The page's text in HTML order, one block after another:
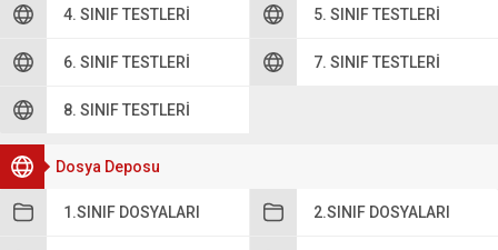
4. SINIF TESTLERI 5. SINIF TESTLERI
6. SINIF TESTLERI 7. SINIF TESTLERI
8. SINIF TESTLERI
Dosya Deposu
1.SINIF DOSYALARI 2.SINIF DOSYALARI